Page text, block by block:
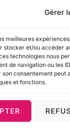
Gérer
meilleures
stocker et/ou accéder
technologies nous
de navigation ou les
son consentement peut
et fonctions.